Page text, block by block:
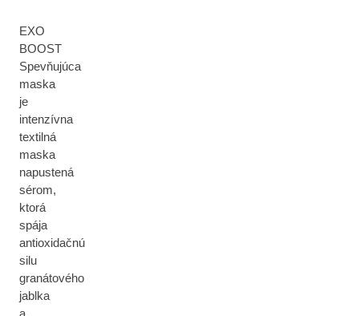
EXO
BOOST
Spevňujúca
maska
je
intenzívna
textilná
maska
napustená
sérom,
ktorá
spája
antioxidačnú
silu
granátového
jablka
a